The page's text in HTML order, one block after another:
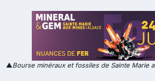
▲Bourse minéraux et fossiles de Sainte Marie